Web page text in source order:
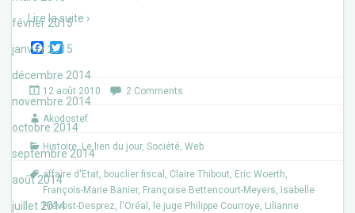
février 2015
janvier 2015
décembre 2014
novembre 2014
octobre 2014
septembre 2014
août 2014
juillet 2014
Lire la suite ›
F
c
e
b
o
o
k
T
t
e
r
12 août 2010 2 Comments
Akodostef
Histoire, Le lien du jour, Société, Web
affaire d'Etat, bouclier fiscal , Claire Thibout, Eric Woerth,
François-Marie Banier, Françoise Bettencourt-Meyers, Isabelle
Prévost-Desprez, l'Oréal , le juge Philippe Courroye, Lilianne